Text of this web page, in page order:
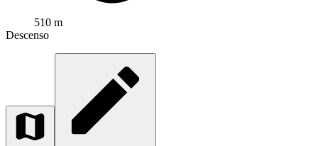
510 m
Descenso